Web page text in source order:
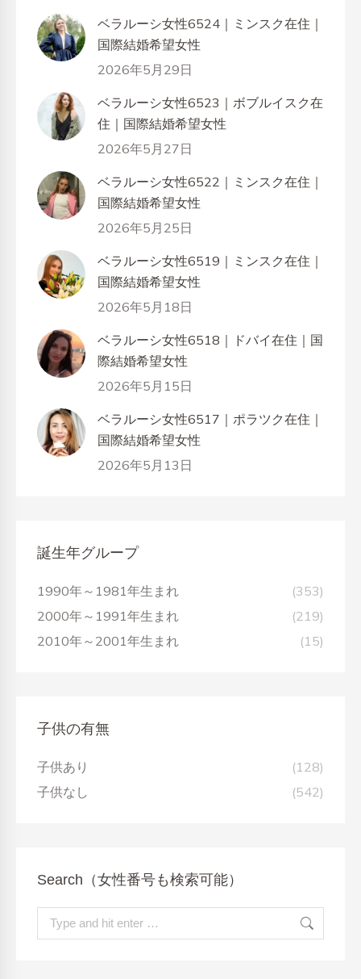
ベラルーシ女性6524｜ミンスク在住｜
国際結婚希望女性
2026年5月29日
ベラルーシ女性6523｜ボブルイスク在
住｜国際結婚希望女性
2026年5月27日
ベラルーシ女性6522｜ミンスク在住｜
国際結婚希望女性
2026年5月25日
ベラルーシ女性6519｜ミンスク在住｜
国際結婚希望女性
2026年5月18日
ベラルーシ女性6518｜ドバイ在住｜国
際結婚希望女性
2026年5月15日
ベラルーシ女性6517｜ポラツク在住｜
国際結婚希望女性
2026年5月13日
誕生年グループ
1990年～1981年生まれ
(353)
2000年～1991年生まれ
(219)
2010年～2001年生まれ
(15)
子供の有無
子供あり
(128)
子供なし
(542)
Search（女性番号も検索可能）
Search: